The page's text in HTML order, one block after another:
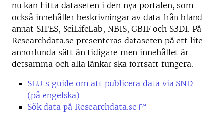
nu kan hitta dataseten i den nya portalen, som
också innehåller beskrivningar av data från bland
annat SITES, SciLifeLab, NBIS, GBIF och SBDI. På
Researchdata.se presenteras dataseten på ett lite
annorlunda sätt än tidigare men innehållet är
detsamma och alla länkar ska fortsatt fungera.
SLU:s guide om att publicera data via SND
(på engelska)
Sök data på Researchdata.se